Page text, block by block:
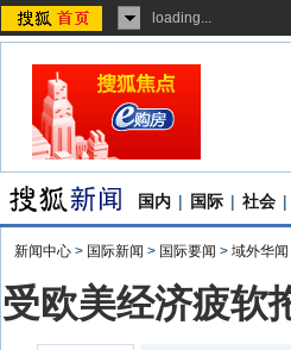
loading...
国内 | 国际 | 社会 |
新闻中心 > 国际新闻 > 国际要闻 > 域外华闻
受欧美经济疲软